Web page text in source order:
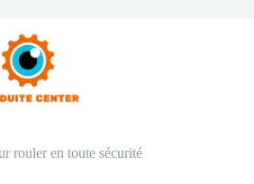
rouler en toute sécurité